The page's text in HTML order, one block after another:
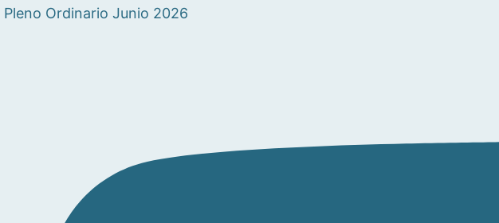
Pleno Ordinario Junio 2026